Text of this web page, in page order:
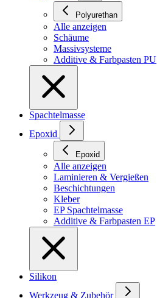
Polyurethan
Alle anzeigen
Schäume
Massivsysteme
Additive & Farbpasten PU
Spachtelmasse
Epoxid
Epoxid
Alle anzeigen
Laminieren & Vergießen
Beschichtungen
Kleber
EP Spachtelmasse
Additive & Farbpasten EP
Silikon
Werkzeug & Zubehör